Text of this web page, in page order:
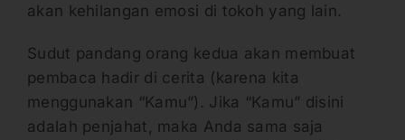
akan kehilangan emosi di tokoh yang lain.
Sudut pandang orang kedua akan membuat
pembaca hadir di cerita (karena kita
menggunakan “Kamu”). Jika “Kamu” disini
adalah penjahat, maka Anda sama saja